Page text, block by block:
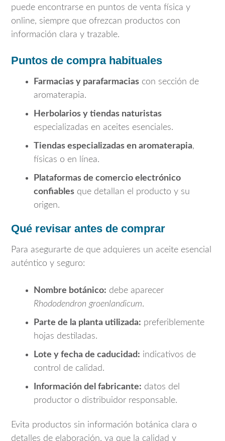
puede encontrarse en puntos de venta física y
online, siempre que ofrezcan productos con
información clara y trazable.
Puntos de compra habituales
Farmacias y parafarmacias con sección de
aromaterapia.
Herbolarios y tiendas naturistas
especializadas en aceites esenciales.
Tiendas especializadas en aromaterapia,
físicas o en línea.
Plataformas de comercio electrónico
confiables que detallan el producto y su
origen.
Qué revisar antes de comprar
Para asegurarte de que adquieres un aceite esencial
auténtico y seguro:
Nombre botánico: debe aparecer
Rhododendron groenlandicum.
Parte de la planta utilizada: preferiblemente
hojas destiladas.
Lote y fecha de caducidad: indicativos de
control de calidad.
Información del fabricante: datos del
productor o distribuidor responsable.
Evita productos sin información botánica clara o
detalles de elaboración, ya que la calidad y